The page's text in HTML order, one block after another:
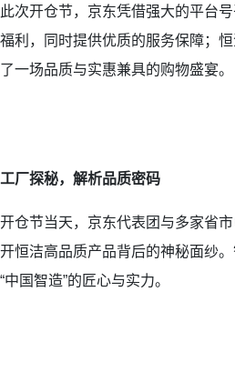
此次开仓节，京东凭借强大的平台
福利，同时提供优质的服务保障；
了一场品质与实惠兼具的购物盛宴。
工厂探秘，解析品质密码
开仓节当天，京东代表团与多家省
开恒洁高品质产品背后的神秘面纱
“中国智造”的匠心与实力。